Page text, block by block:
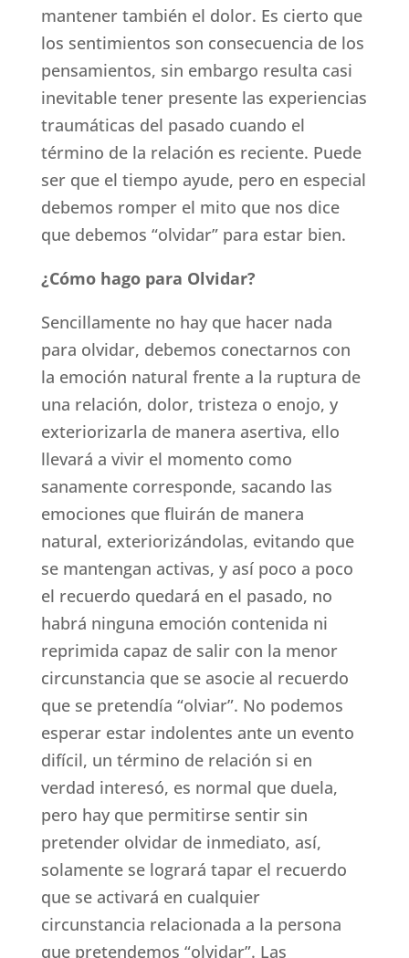
mantener también el dolor. Es cierto que
los sentimientos son consecuencia de los
pensamientos, sin embargo resulta casi
inevitable tener presente las experiencias
traumáticas del pasado cuando el
término de la relación es reciente. Puede
ser que el tiempo ayude, pero en especial
debemos romper el mito que nos dice
que debemos “olvidar” para estar bien.
¿Cómo hago para Olvidar?
Sencillamente no hay que hacer nada
para olvidar, debemos conectarnos con
la emoción natural frente a la ruptura de
una relación, dolor, tristeza o enojo, y
exteriorizarla de manera asertiva, ello
llevará a vivir el momento como
sanamente corresponde, sacando las
emociones que fluirán de manera
natural, exteriorizándolas, evitando que
se mantengan activas, y así poco a poco
el recuerdo quedará en el pasado, no
habrá ninguna emoción contenida ni
reprimida capaz de salir con la menor
circunstancia que se asocie al recuerdo
que se pretendía “olviar”. No podemos
esperar estar indolentes ante un evento
difícil, un término de relación si en
verdad interesó, es normal que duela,
pero hay que permitirse sentir sin
pretender olvidar de inmediato, así,
solamente se logrará tapar el recuerdo
que se activará en cualquier
circunstancia relacionada a la persona
que pretendemos “olvidar”. Las